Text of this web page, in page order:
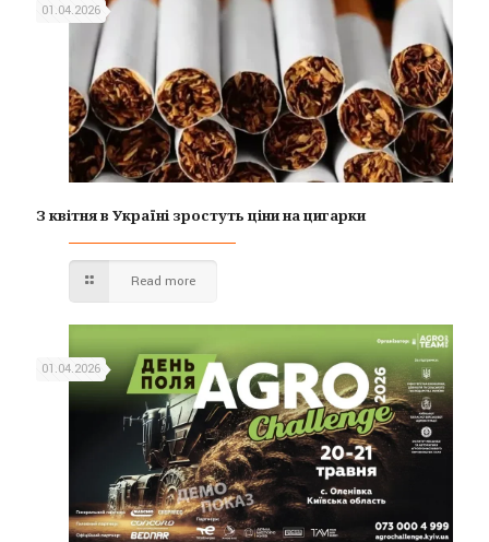
01.04.2026
З квітня в Україні зростуть ціни на цигарки
Read more
01.04.2026